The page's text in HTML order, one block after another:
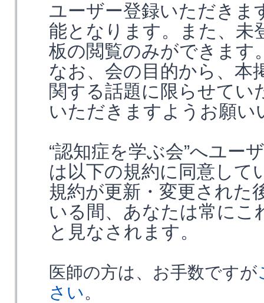
ユーザー登録いただきま
能となります。また、未
板の閲覧のみができます
なお、会の目的から、本
関する話題に限らせて
いただきますようお願い
“認知症を学ぶ会”へユー
は以下の規約に同意して
規約が更新・変更された
いる間、あなたは常にこ
と見なされます。
医師の方は、お手数ですが
さい。